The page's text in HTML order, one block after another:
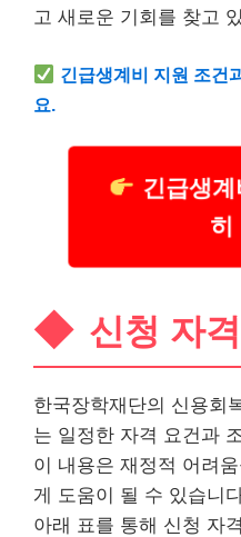
고 새로운 기회를 찾고
긴급생계비 지원 조건
요.
긴급생계
히
신청 자
한국장학재단의 신용회
는 일정한 자격 요건과
이 내용은 재정적 어려
게 도움이 될 수 있습니
아래 표를 통해 신청 자